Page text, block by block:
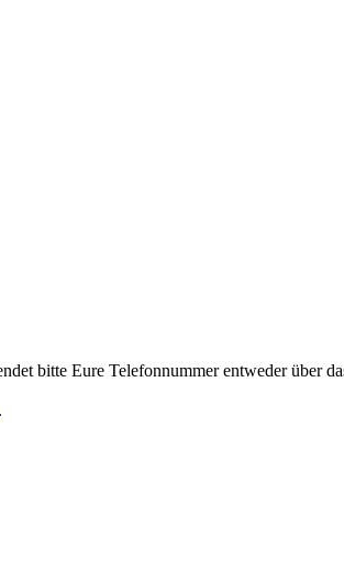
bitte Eure Telefonnummer entweder über
.